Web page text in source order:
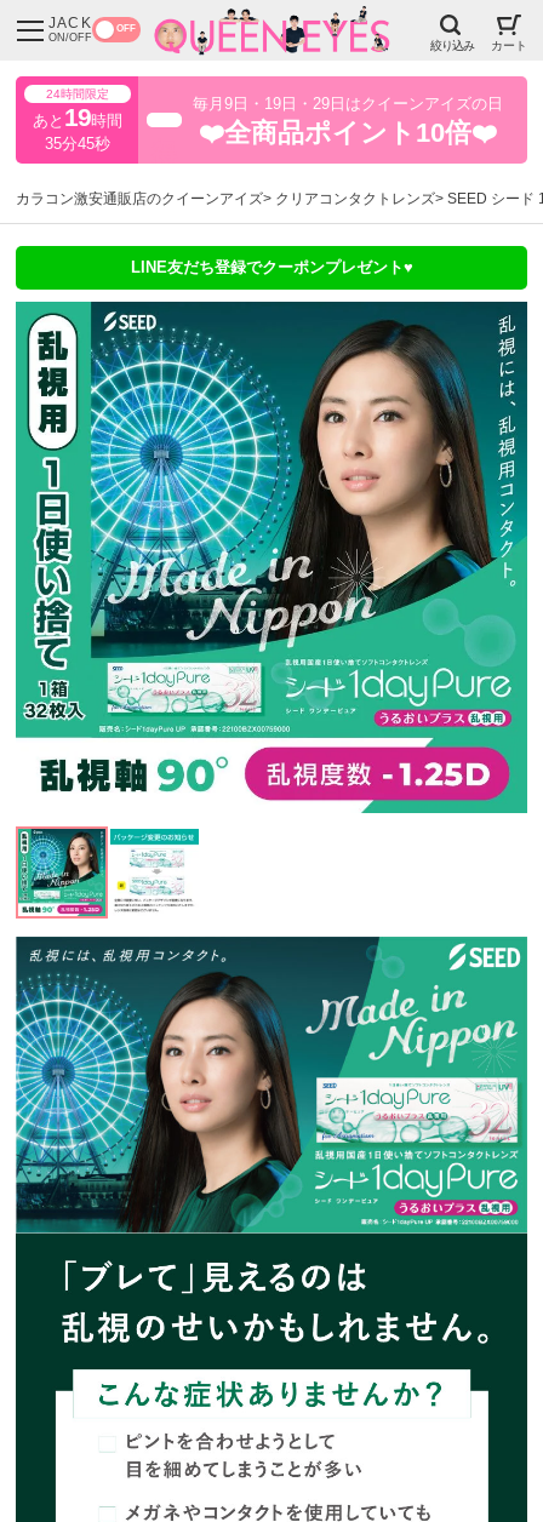
JACK
ON/OFF
OFF
絞り込み カート
24時間限定
あと 19時間
35分43秒
毎月9日・19日・29日はクイーンアイズの日
❤️全商品ポイント10倍❤️
カラコン激安通販店のクイーンアイズ クリアコンタクトレンズ SEED シード
LINE友だち登録でクーポンプレゼント♥